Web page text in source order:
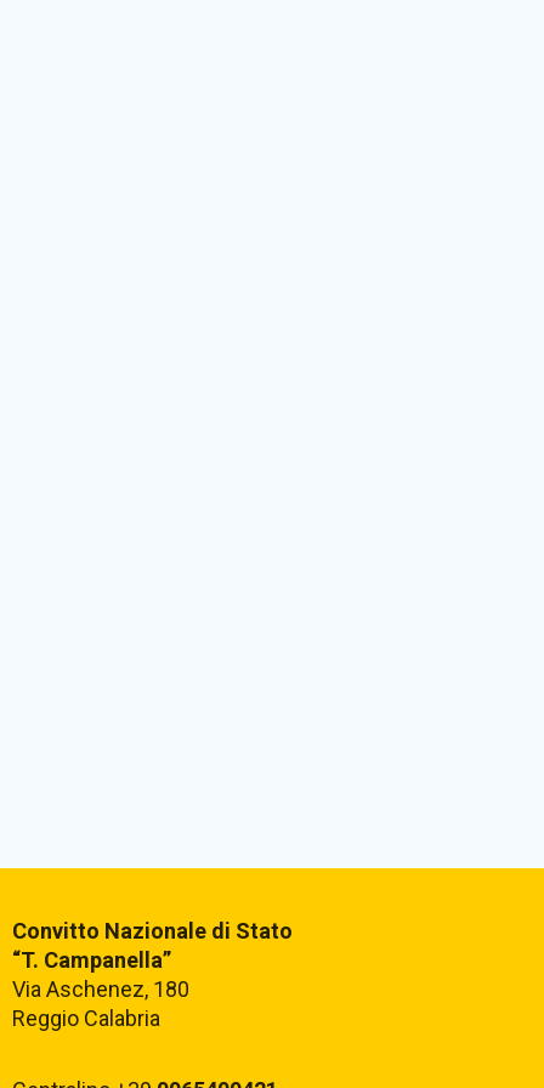
Convitto Nazionale di Stato
“T. Campanella”
Via Aschenez, 180
Reggio Calabria